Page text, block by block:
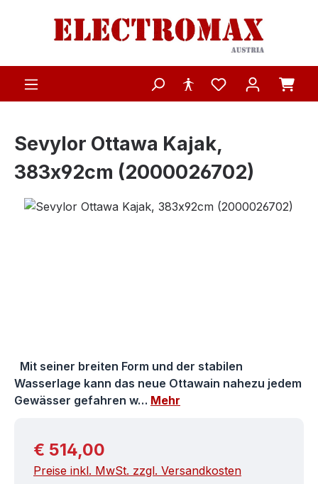
Zum Hauptinhalt springen
Sevylor Ottawa Kajak,
383x92cm (2000026702)
Bildergalerie überspringen
Mit seiner breiten Form und der stabilen
Wasserlage kann das neue Ottawain nahezu jedem
Gewässer gefahren w… Mehr
Regulärer Preis:
€ 514,00
Preise inkl. MwSt. zzgl. Versandkosten